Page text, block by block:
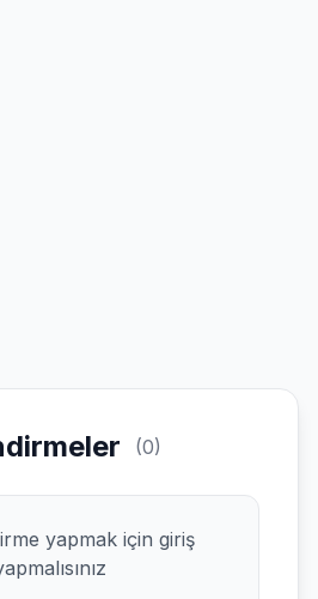
(0)
yapmak için giriş